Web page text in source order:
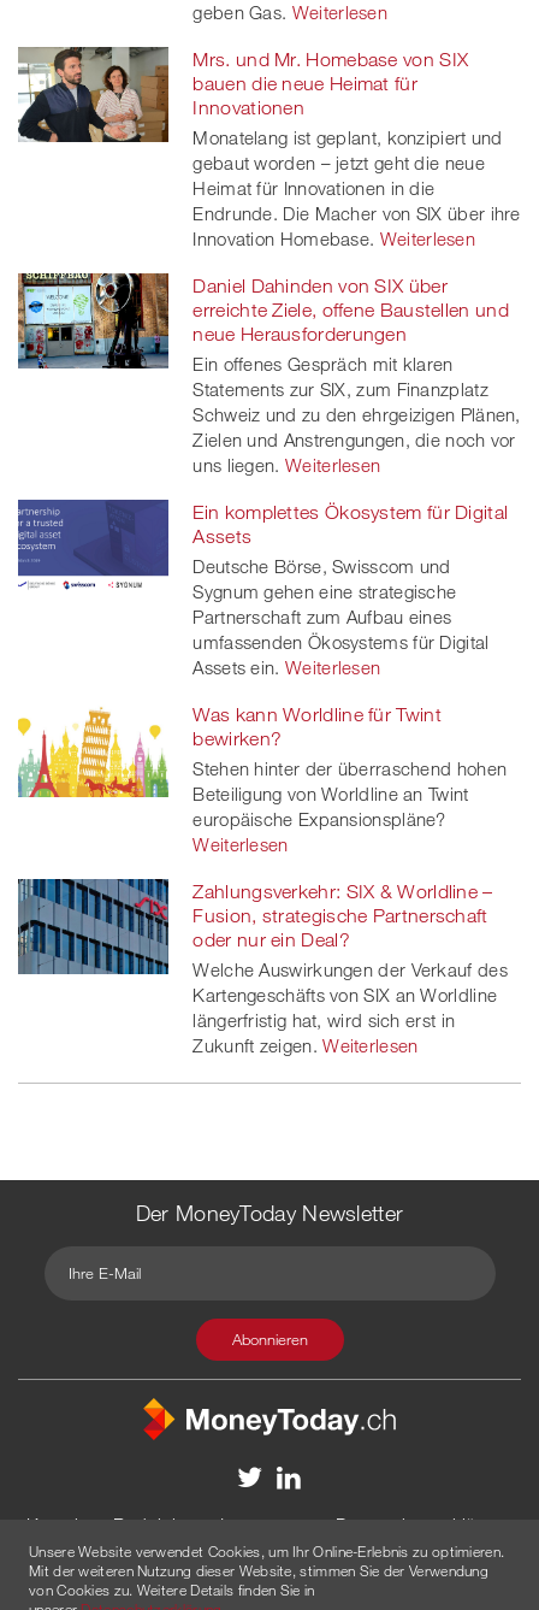
geben Gas. Weiterlesen
Mrs. und Mr. Homebase von SIX
bauen die neue Heimat für
Innovationen
Monatelang ist geplant, konzipiert und
gebaut worden – jetzt geht die neue
Heimat für Innovationen in die
Endrunde. Die Macher von SIX über ihre
Innovation Homebase. Weiterlesen
Daniel Dahinden von SIX über
erreichte Ziele, offene Baustellen und
neue Herausforderungen
Ein offenes Gespräch mit klaren
Statements zur SIX, zum Finanzplatz
Schweiz und zu den ehrgeizigen Plänen,
Zielen und Anstrengungen, die noch vor
uns liegen. Weiterlesen
Ein komplettes Ökosystem für Digital
Assets
Deutsche Börse, Swisscom und
Sygnum gehen eine strategische
Partnerschaft zum Aufbau eines
umfassenden Ökosystems für Digital
Assets ein. Weiterlesen
Was kann Worldline für Twint
bewirken?
Stehen hinter der überraschend hohen
Beteiligung von Worldline an Twint
europäische Expansionspläne?
Weiterlesen
Zahlungsverkehr: SIX & Worldline –
Fusion, strategische Partnerschaft
oder nur ein Deal?
Welche Auswirkungen der Verkauf des
Kartengeschäfts von SIX an Worldline
längerfristig hat, wird sich erst in
Zukunft zeigen. Weiterlesen
Der MoneyToday Newsletter
Kontakt Redaktion Impressum
Datenschutzerklärung
Disclaimer
Werbung
© 2026 Created byAGENTUR AM WASSER
Unsere Website verwendet Cookies, um Ihr Online-Erlebnis zu optimieren.
Mit der weiteren Nutzung dieser Website, stimmen Sie der Verwendung
von Cookies zu. Weitere Details finden Sie in